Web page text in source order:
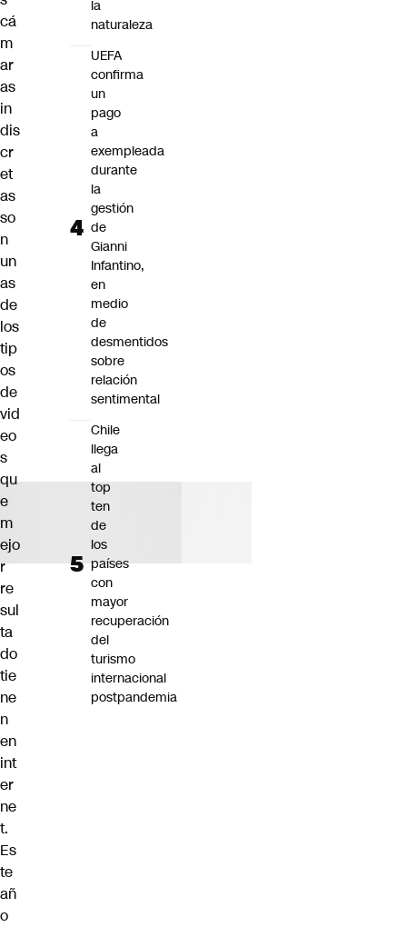
cá
m
ar
as
in
dis
cr
et
as
so
n
un
as
de
los
tip
os
de
vid
eo
s
qu
e
m
ejo
r
re
sul
ta
do
tie
ne
n
en
int
er
ne
t.
Es
te
añ
o
la
naturaleza
UEFA
confirma
un
pago
a
exempleada
durante
la
gestión
de
Gianni
Infantino,
en
medio
de
desmentidos
sobre
relación
sentimental
Chile
llega
al
top
ten
de
los
países
con
mayor
recuperación
del
turismo
internacional
postpandemia